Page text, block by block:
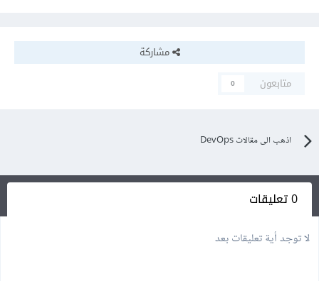
مشاركة
متابعون
0
اذهب الى مقالات DevOps
0 تعليقات
لا توجد أية تعليقات بعد